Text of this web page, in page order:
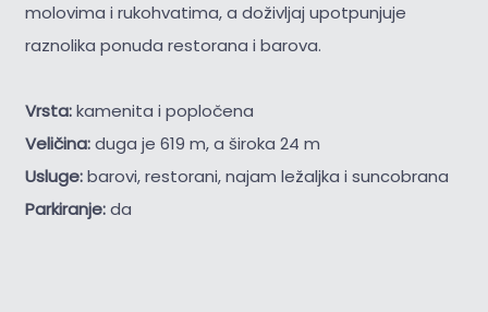
molovima i rukohvatima, a doživljaj upotpunjuje
raznolika ponuda restorana i barova.
Vrsta:kamenita i popločena
Veličina:duga je 619 m, a široka 24 m
Usluge:barovi, restorani, najam ležaljka i suncobrana
Parkiranje:da